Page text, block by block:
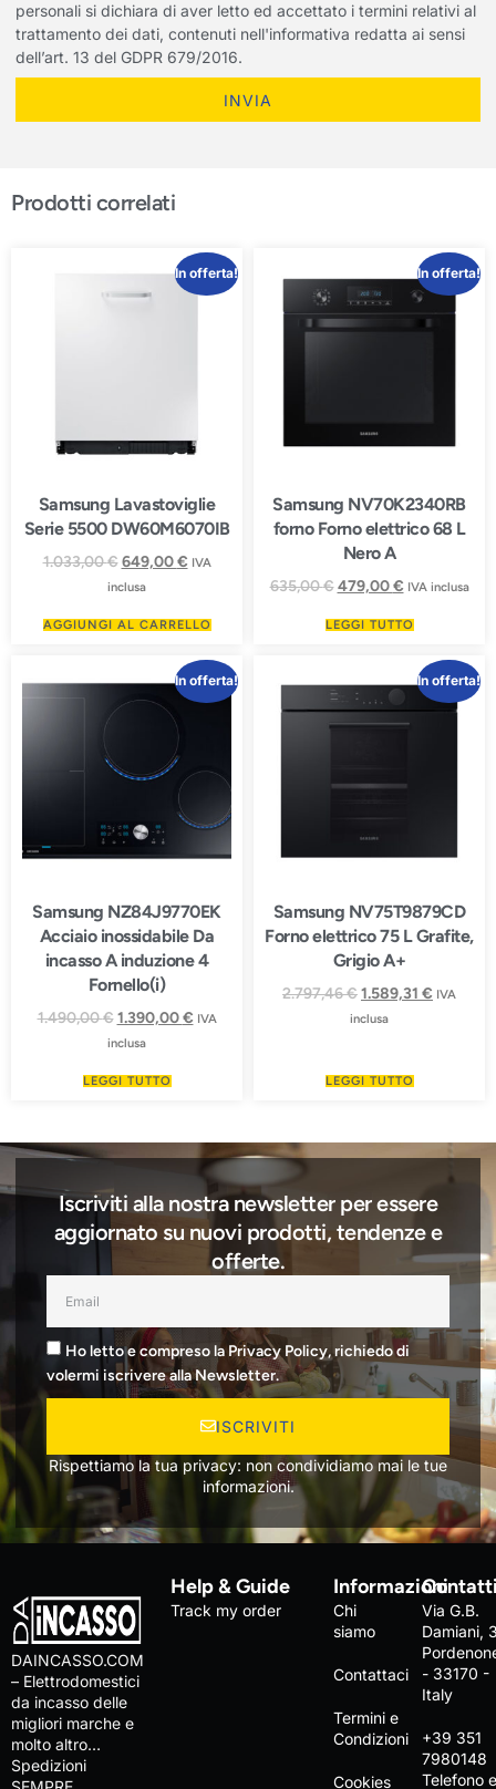
personali si dichiara di aver letto ed accettato i termini relativi al
trattamento dei dati, contenuti nell'informativa redatta ai sensi
dell’art. 13 del GDPR 679/2016.
INVIA
Prodotti correlati
In offerta!
Samsung Lavastoviglie
Serie 5500 DW60M6070IB
1.033,00€ 649,00€ IVA
inclusa
AGGIUNGI AL CARRELLO
In offerta!
Samsung NV70K2340RB
forno Forno elettrico 68 L
Nero A
635,00€ 479,00€ IVA inclusa
LEGGI TUTTO
In offerta!
Samsung NZ84J9770EK
Acciaio inossidabile Da
incasso A induzione 4
Fornello(i)
1.490,00€ 1.390,00€ IVA
inclusa
LEGGI TUTTO
In offerta!
Samsung NV75T9879CD
Forno elettrico 75 L Grafite,
Grigio A+
2.797,46€1.589,31 € IVA
inclusa
LEGGI TUTTO
Iscriviti alla nostra newsletter per essere
aggiornato su nuovi prodotti, tendenze e
offerte.
Ho letto e compreso la Privacy Policy, richiedo di
volermi iscrivere alla Newsletter.
ISCRIVITI
Rispettiamo la tua privacy: non condividiamo mai le tue
informazioni.
DAINCASSO.COM
– Elettrodomestici
da incasso delle
migliori marche e
molto altro…
Spedizioni
Help & Guide
Track my order
Informazioni
Chi
siamo
Contattaci
Termini e
Condizioni
Cookies
Via G.B.
Damiani,
- 33170 -
Italy
+39 351
7980148
Telefono